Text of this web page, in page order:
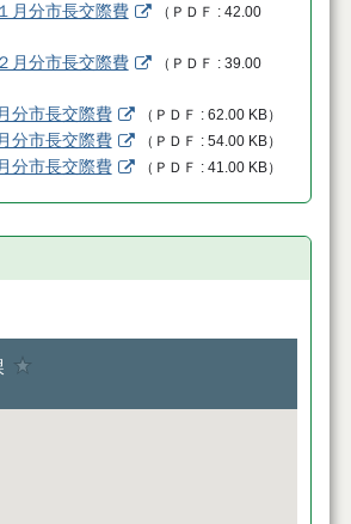
月分市長交際費 （ ＰＤＦ
42.00
月分市長交際費 （ ＰＤＦ
39.00
分市長交際費 （ ＰＤＦ 62.00 KB）
分市長交際費 （ ＰＤＦ 54.00 KB）
分市長交際費 （ ＰＤＦ 41.00 KB）